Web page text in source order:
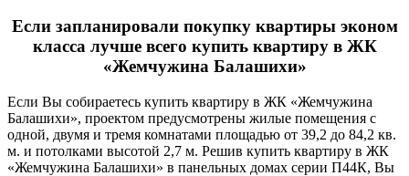
Если запланировали покупку квартиры эконом
класса лучше всего купить квартиру в ЖК
«Жемчужина Балашихи»
Если Вы собираетесь купить квартиру в ЖК «Жемчужина
Балашихи», проектом предусмотрены жилые помещения с
одной, двумя и тремя комнатами площадью от 39,2 до 84,2 кв.
м. и потолками высотой 2,7 м. Решив купить квартиру в ЖК
«Жемчужина Балашихи» в панельных домах серии П44К, Вы